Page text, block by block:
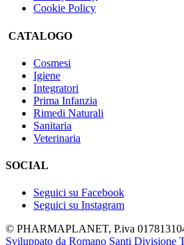
Cookie Policy
CATALOGO
Cosmesi
Igiene
Integratori
Prima Infanzia
Rimedi Naturali
Sanitaria
Veterinaria
SOCIAL
Seguici su Facebook
Seguici su Instagram
© PHARMAPLANET, P.iva
Sviluppato da Romano Santi Divisione